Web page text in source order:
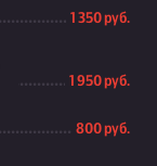
1 350 руб.
1 950 руб.
800 руб.